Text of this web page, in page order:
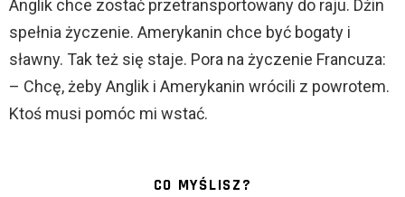
Anglik chce zostać przetransportowany do raju. Dżin
spełnia życzenie. Amerykanin chce być bogaty i
sławny. Tak też się staje. Pora na życzenie Francuza:
– Chcę, żeby Anglik i Amerykanin wrócili z powrotem.
Ktoś musi pomóc mi wstać.
CO MYŚLISZ?